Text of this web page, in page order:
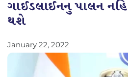
ગાઈડલાઈનનુ પાલન નહિ
થશે
January 22, 2022